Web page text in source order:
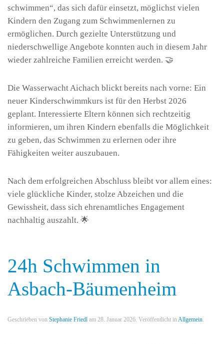
schwimmen“, das sich dafür einsetzt, möglichst vielen
Kindern den Zugang zum Schwimmenlernen zu
ermöglichen. Durch gezielte Unterstützung und
niederschwellige Angebote konnten auch in diesem Jahr
wieder zahlreiche Familien erreicht werden. 🤝
Die Wasserwacht Aichach blickt bereits nach vorne: Ein
neuer Kinderschwimmkurs ist für den Herbst 2026
geplant. Interessierte Eltern können sich rechtzeitig
informieren, um ihren Kindern ebenfalls die Möglichkeit
zu geben, das Schwimmen zu erlernen oder ihre
Fähigkeiten weiter auszubauen.
Nach dem erfolgreichen Abschluss bleibt vor allem eines:
viele glückliche Kinder, stolze Abzeichen und die
Gewissheit, dass sich ehrenamtliches Engagement
nachhaltig auszahlt. 🌟
24h Schwimmen in
Asbach-Bäumenheim
Geschrieben von Stephanie Friedl am 28. Januar 2026. Veröffentlicht inAllgemein.